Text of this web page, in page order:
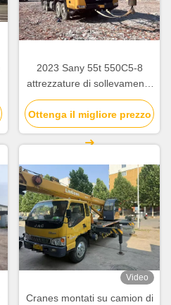
2023 Sany 55t 550C5-8
attrezzature di sollevamento
di gru per camion usati per
cantieri
Ottenga il migliore prezzo
Video
Cranes montati su camion di